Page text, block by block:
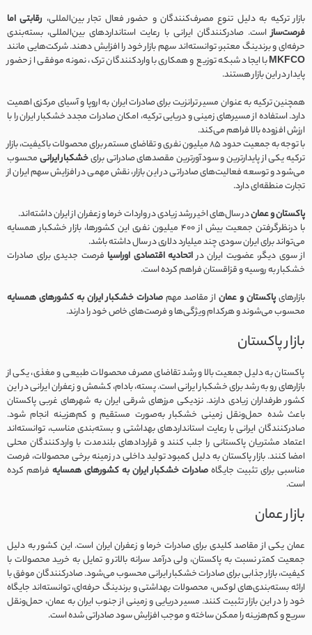
بازار ترکیه به دلیل تنوع مصرف‌کنندگان و حضور فعال تجار بین‌المللی، رقابتی اما
فرصت‌سازاست. صادرکنندگان ایرانی با رعایت استانداردهای بین‌المللی، بسته‌بندی
حرفه‌ای و برندینگ معتبر، توانسته‌اند سهم بازار خود را افزایش دهند. شرکت‌هایی مانند
MKFCOبا ایجاد شبکه توزیع و همکاری با واردکنندگان ترک، نمونه موفقی از حضور
پایدار در این بازار هستند.
همچنین ترکیه به عنوان مسیر ترانزیت برای صادرات ایران به اروپا و آسیای مرکزی اهمیت
دارد. استفاده از مسیرهای زمینی و دریایی ترکیه، امکان صادرات مجدد خشکبار ایران را با
ارزش افزوده بالا فراهم می‌کند.
با توجه به جمعیت حدود ۸۵ میلیون نفری و تقاضای مستمر برای محصولات باکیفیت، بازار
ترکیه یکی از پایدارترین و سودآورترین مقصدهای صادراتی برایخشکبار ایرانیمحسوب
می‌شود و توسعه فعالیت‌های صادراتی در این بازار، نقش مهمی در افزایش سهم ایران از
تجارت منطقه‌ای دارد.
پاکستان و عماندر سال‌های اخیر رشد زیادی در واردات خرما و زعفران از ایران داشته‌اند.
با درنظرگرفتن جمعیت بیش از ۴۰۰ میلیون نفری این کشورها، بازار خشکبار همسایه
می‌تواند برای ایران سودی چند میلیارد دلاری در سال داشته باشد.
از سوی دیگر، عضویت ایران دراتحادیه اقتصادی اوراسیا فرصت جدیدی برای صادرات
خشکبار به روسیه و قزاقستان فراهم کرده است.
بازارهایپاکستان و عماناز مقاصد مهمصادرات خشکبار ایران به کشورهای همسایه
محسوب می‌شوند و هرکدام ویژگی‌ها و فرصت‌های خاص خود را دارند.
بازار پاکستان
پاکستان به دلیل جمعیت بالا و رشد تقاضای مصرف محصولات طبیعی و مغذی، یکی از
بازارهای رو به رشد برای خشکبار ایرانی است. پسته، بادام، کشمش و زعفران ایرانی در این
کشور طرفداران زیادی دارند. نزدیکی مرزهای شرقی ایران به شهرهای غربی پاکستان
باعث شده حمل‌ونقل زمینی خشکبار به‌صورت مستقیم و کم‌هزینه انجام شود.
صادرکنندگان ایرانی با رعایت استانداردهای بهداشتی و بسته‌بندی مناسب، توانسته‌اند
اعتماد مشتریان پاکستانی را جلب کنند و قراردادهای بلندمدت با واردکنندگان محلی
امضا کنند. بازار پاکستان به دلیل کمبود تولید داخلی در زمینه برخی محصولات، فرصت
مناسبی برای تثبیت جایگاهصادرات خشکبار ایران به کشورهای همسایه فراهم کرده
است.
بازار عمان
عمان یکی از مقاصد کلیدی برای صادرات خرما و زعفران ایران است. این کشور به دلیل
جمعیت کمتر نسبت به پاکستان، ولی درآمد سرانه بالاتر و تمایل به خرید محصولات با
کیفیت، بازار جذابی برای صادرات خشکبار ایرانی محسوب می‌شود. صادرکنندگان موفق با
ارائه بسته‌بندی‌های لوکس، محصولات بهداشتی و برندینگ حرفه‌ای، توانسته‌اند جایگاه
خود را در این بازار تثبیت کنند. مسیر دریایی و زمینی از جنوب ایران به عمان، حمل‌ونقل
سریع و کم‌هزینه را ممکن ساخته و موجب افزایش سود صادراتی شده است.